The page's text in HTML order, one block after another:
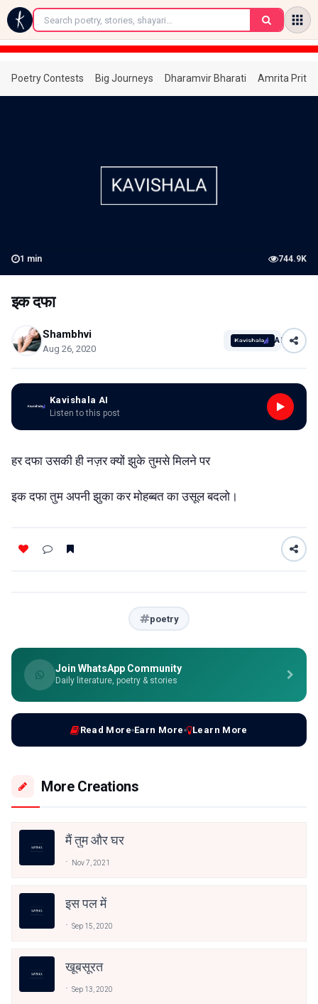
←
Poetry Contests Big Journeys Dharamvir Bharati Amrita
1 min 744.9K
इक दफा
Shambhvi
Aug 26, 2020
AI
Kavishala AI
Listen to this post
हर दफा उसकी ही नज़र क्यों झुके तुमसे मिलने पर
इक दफा तुम अपनी झुका कर मोहब्बत का उसूल बदलो।
poetry
Join WhatsApp Community
Daily literature, poetry & stories
Read More Earn More Learn More
More Creations
मैं तुम और घर
Nov 7, 2021
इस पल में
Sep 15, 2020
खूबसूरत
Sep 13, 2020